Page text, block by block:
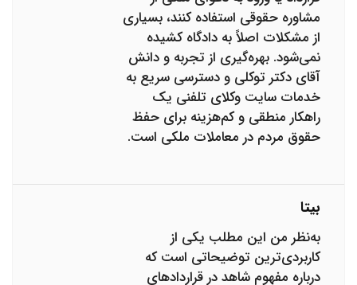
مشاوره حقوقی استفاده کنند، بسیاری
از مشکلات اصلاً به دادگاه کشیده
نمی‌شود. بهره‌گیری از تجربه و دانش
آقای دکتر توکلی و دسترسی سریع به
خدمات سایت وکلای تلفنی یک
راهکار منطقی و کم‌هزینه برای حفظ
حقوق مردم در معاملات ملکی است.
بیتا
به‌نظر من این مطلب یکی از
کاربردی‌ترین توضیحاتی است که
درباره مفهوم شاهد در قراردادهای